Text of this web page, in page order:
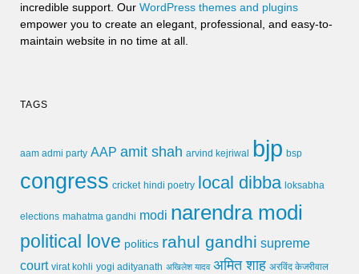
incredible support. Our WordPress themes and plugins
empower you to create an elegant, professional, and easy-to-
maintain website in no time at all.
TAGS
aam admi party AAP amit shah arvind kejriwal bjp bsp
congress cricket hindi poetry local dibba loksabha
elections mahatma gandhi modi narendra modi
political love politics rahul gandhi supreme
court virat kohli yogi adityanath अखिलेश यादव अमित शाह अरविंद केजरीवाल